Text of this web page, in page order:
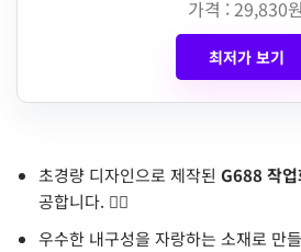
가격 : 29,830원
최저가 보기
초경량 디자인으로 제작된 G688 작업
공합니다. 🚶‍♂️
우수한 내구성을 자랑하는 소재로 만